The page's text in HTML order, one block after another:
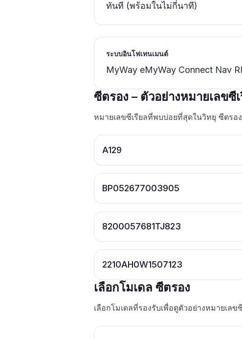
ทันที (พร้อมในไม่กี่นาที)
ระบบอินโฟเทนเมนต์
MyWay eMyWay Connect Nav
ซีตรอง – ตัวอย่างหมายเลขซี
หมายเลขซีเรียลที่พบบ่อยที่สุดในวิทยุ ซีตรอ
A129
BP052677003905
8200057681TJ823
2210AH0W1507123
เลือกโมเดล ซีตรอง
เลือกโมเดลที่รองรับเพื่อดูตัวอย่างหมายเล